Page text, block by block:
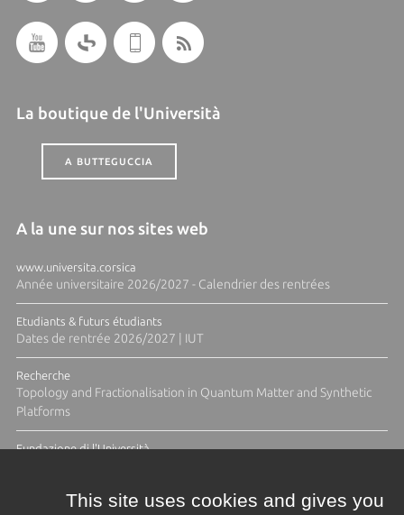
La boutique de l'Università
A BUTTEGUCCIA
A la une sur nos sites web
www.universita.corsica
Année universitaire 2026/2027 - Calendrier des rentrées
Etudiants & futurs étudiants
Dates de rentrée 2026/2027 | IUT
Recherche
Topology and Fractionalisation in Quantum Matter and Synthetic
Platforms
Fundazione di l'Università
This site uses cookies and gives you